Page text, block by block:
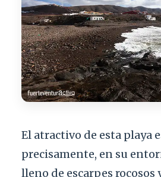
El atractivo de esta playa
precisamente, en su
lleno de escarpes rocosos